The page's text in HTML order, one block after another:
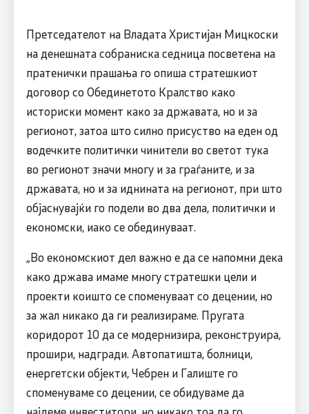
Претседателот на Владата Христијан Мицкоски
на денешната собраниска седница посветена на
пратенички прашања го опиша стратешкиот
договор со Обединетото Кралство како
историски момент како за државата, но и за
регионот, затоа што силно присуство на еден од
водечките политички чинители во светот тука
во регионот значи многу и за граѓаните, и за
државата, но и за иднината на регионот, при што
објаснувајќи го подели во два дела, политички и
економски, иако се обединуваат.
„Во економскиот дел важно е да се напомни дека
како држава имаме многу стратешки цели и
проекти коишто се споменуваат со децении, но
за жал никако да ги реализираме. Пругата
коридорот 10 да се модернизира, реконструира,
прошири, надгради. Автопатишта, болници,
енергетски објекти, Чебрен и Галиште го
споменуваме со децении, се обидуваме да